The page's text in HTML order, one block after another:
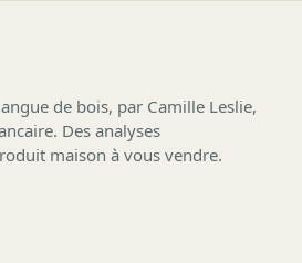
de bois, par Camille Leslie,
Des analyses
maison à vous vendre.